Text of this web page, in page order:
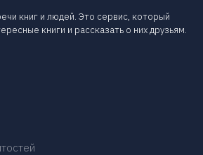
книг и людей. Это сервис, который
книги и рассказать о них друзьям.